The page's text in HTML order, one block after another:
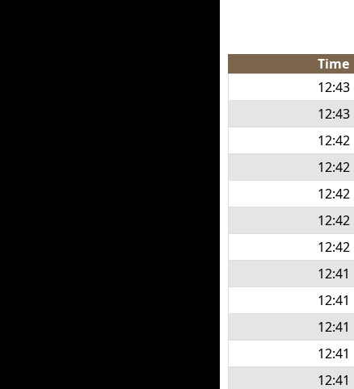
Time
12:43
12:43
12:42
12:42
12:42
12:42
12:42
12:41
12:41
12:41
12:41
12:41